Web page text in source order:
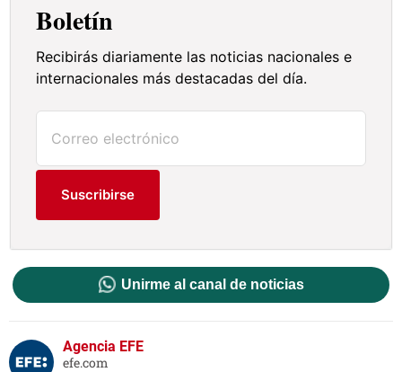
Boletín
Recibirás diariamente las noticias nacionales e
internacionales más destacadas del día.
Suscribirse
Unirme al canal de noticias
Agencia EFE
efe.com